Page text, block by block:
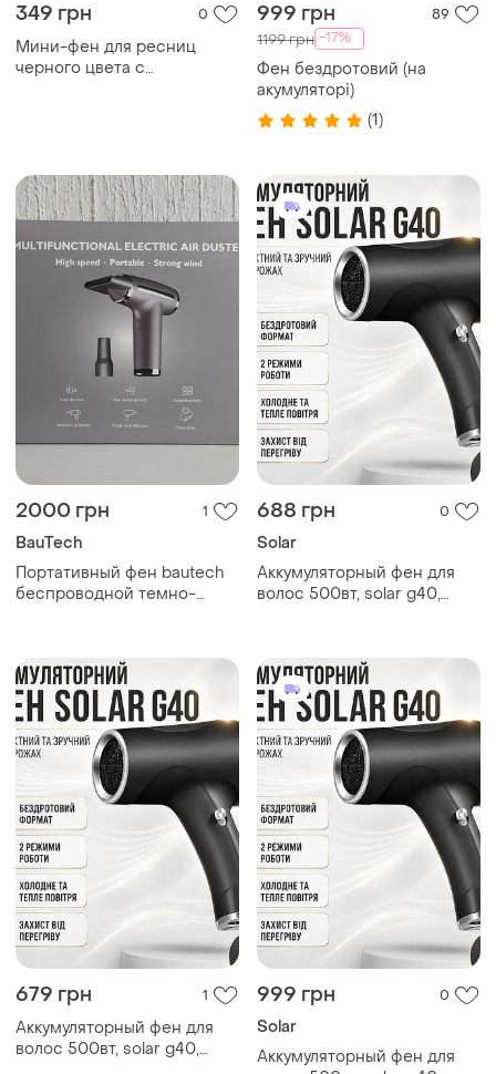
349 грн 0
Мини-фен для ресниц
черного цвета с
999 грн 89
1199 грн -17%
Фен бездротовий (на
акумуляторі)
(1)
2000 грн 1
BauTech
Портативный фен bautech
беспроводной темно-
688 грн 0
Solar
Аккумуляторный фен для
волос 500вт, solar g40,
679 грн 1
Аккумуляторный фен для
волос 500вт, solar g40,
999 грн 0
Solar
Аккумуляторный фен для